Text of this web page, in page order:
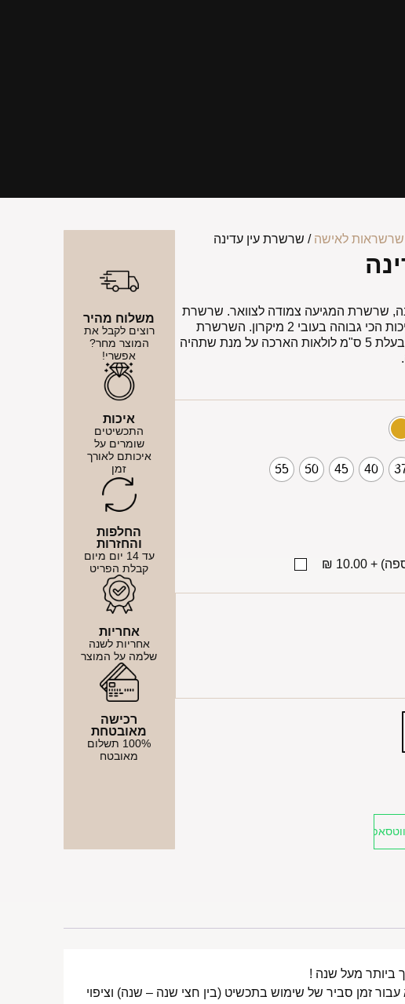
שרשראות לאישה / שרשרת עין עדינה
שרשרת המגיעה צמודה לצוואר. שרשרת
העשוייה גולדפילד אמריקאי באיכות הכי גבוהה בעובי 2 מיקרון. השרשרת
עמידה במים, מקלחת ובריכות. בעלת 5 ס"מ לולאות הארכה על מנת שתהיה
40
45
50
55
+
10.00 ₪
משלוח מהיר
רוצים לקבל את
המוצר מחר?
אפשרי!
איכות
התכשיטים
שומרים על
איכותם לאורך
זמן
החלפות
והחזרות
עד 14 יום מיום
קבלת הפריט
אחריות
אחריות לשנה
שלמה על המוצר
רכישה
מאובטחת
100% תשלום
מאובטח
זמן סביר של שימוש בתכשיט (בין חצי שנה – שנה) וציפוי